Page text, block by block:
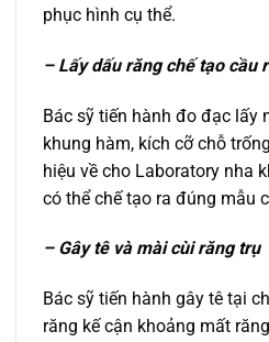
phục hình cụ thể.
– Lấy dấu răng chế tạo cầu
Bác sỹ tiến hành đo đạc lấy
khung hàm, kích cỡ chỗ
hiệu về cho Laboratory nha
có thể chế tạo ra đúng mẫu
– Gây tê và mài cùi răng trụ
Bác sỹ tiến hành gây tê tại
răng kế cận khoảng mất